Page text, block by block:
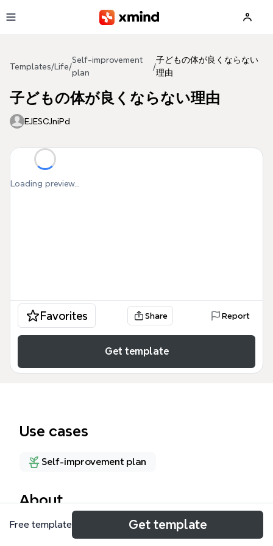
Templates/Life/
Self-improvement
plan
/
子どもの体が良くならない
理由
子どもの体が良くならない理由
EJESCJniPd
Loading preview...
Favorites Share Report
Get template
Use cases
Self-improvement plan
About
「子どもの体が良くならない理由」マインドマップテ
Free template Get template